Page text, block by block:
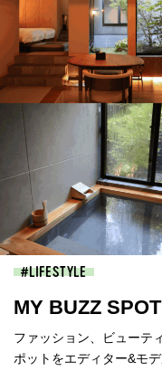
LIFESTYLE
MY BUZZ SPOT
ファッション、ビューテ
ポットをエディター&モ